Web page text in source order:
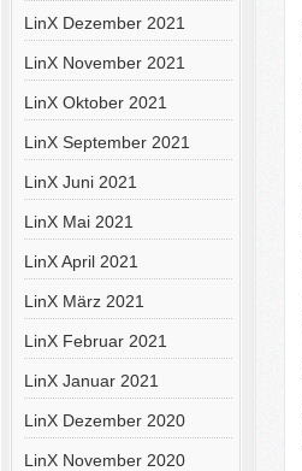
LinX Dezember 2021
LinX November 2021
LinX Oktober 2021
LinX September 2021
LinX Juni 2021
LinX Mai 2021
LinX April 2021
LinX März 2021
LinX Februar 2021
LinX Januar 2021
LinX Dezember 2020
LinX November 2020